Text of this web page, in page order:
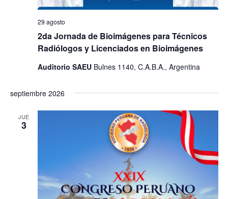
2da Jornada de Bioimágenes para Técnicos
Radiólogos y Licenciados en Bioimágenes
29 agosto
Auditorio SAEU Bulnes 1140, C.A.B.A., Argentina
septiembre 2026
JUE
3